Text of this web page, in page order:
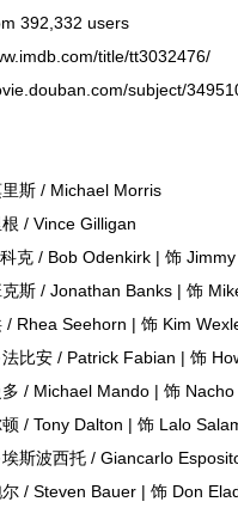
392,332 users
title/tt3032476/
subject/
/ Michael Morris
Gilligan
/ Bob Odenkirk | 饰 Jimmy
Banks | 饰 Mike
Seehorn | 饰 Kim
Patrick Fabian | 饰
Mando | 饰 Nacho
Dalton | 饰 Lalo
托 / Giancarlo Esposito |
Bauer | 饰 Don